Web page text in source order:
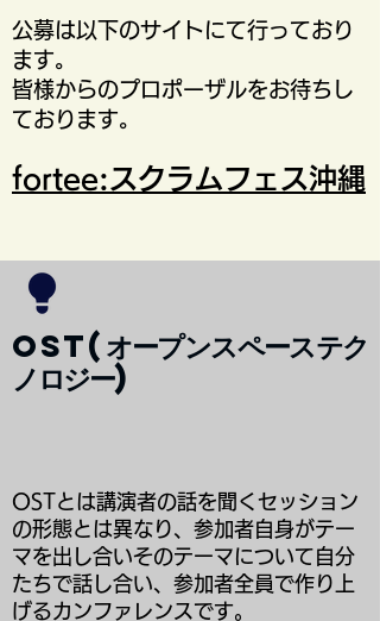
公募は以下のサイトにて行っており
ます。
​皆様からのプロポーザルをお待ちし
ております。
fortee:スクラムフェス沖縄
OST(オープンスペーステク
ノロジー)
OSTとは講演者の話を聞くセッション
の形態とは異なり、参加者自身がテー
マを出し合いそのテーマについて自分
たちで話し合い、参加者全員で作り上
げるカンファレンスです。